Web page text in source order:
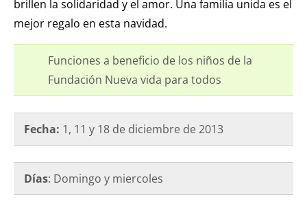
brillen la solidaridad y el amor. Una familia unida es el
mejor regalo en esta navidad.
Funciones a beneficio de los niños de la
Fundación Nueva vida para todos
Fecha: 1, 11 y 18 de diciembre de2013
Días: Domingo y miercoles